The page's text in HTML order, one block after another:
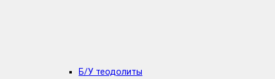
Б/У теодолиты